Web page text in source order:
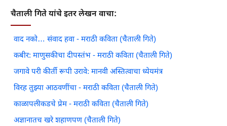
चैताली गिते यांचे इतर लेखन वाचा:
वाद नको… संवाद हवा - मराठी कविता (चैताली गिते)
कबीर: माणुसकीचा दीपस्तंभ - मराठी कविता (चैताली गिते)
जगावे परी कीर्ती रूपी उरावे: मानवी अस्तित्वाचा ध्येयमंत्र
विरह तुझ्या आठवणींचा - मराठी कविता (चैताली गिते)
काळापलीकडचे प्रेम - मराठी कविता (चैताली गिते)
अज्ञानातच खरे शहाणपण (चैताली गिते)